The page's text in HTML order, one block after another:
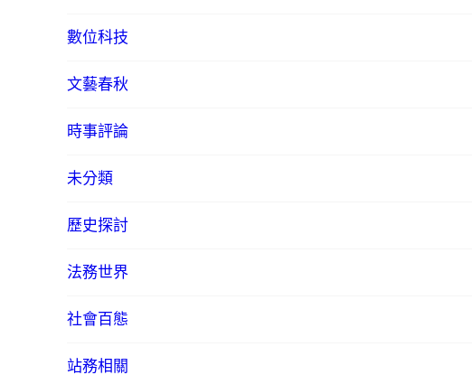
數位科技
文藝春秋
時事評論
未分類
歷史探討
法務世界
社會百態
站務相關